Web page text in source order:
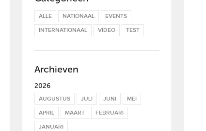
ALLE NATIONAAL
EVENTS
INTERNATIONAAL
VIDEO TEST
Archieven
2026
AUGUSTUS JULI JUNI
MEI
APRIL
MAART
FEBRUARI
JANUARI